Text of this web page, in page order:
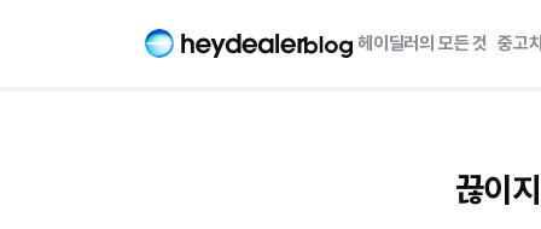
헤이딜러의 모든 것 중고
끊이